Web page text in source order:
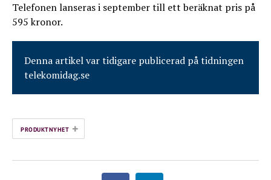
Telefonen lanseras i september till ett beräknat pris på
595 kronor.
Denna artikel var tidigare publicerad på tidningen
telekomidag.se
PRODUKTNYHET +